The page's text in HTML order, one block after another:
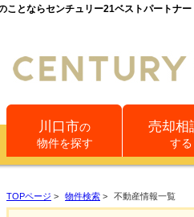
ことならセンチュリー21ベストパートナー
川口市の
物件を探す
売却相
する
TOPページ > 物件検索 > 不動産情報一覧